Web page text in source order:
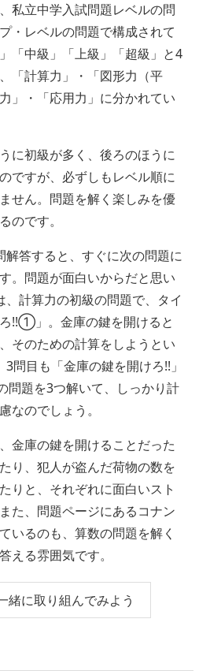
私立中学入試問題レベルの問
・レベルの問題で構成されて
「中級」「上級」「超級」と4
「計算力」・「図形力（平
」・「応用力」に分かれてい
に初級が多く、後ろのほうに
ですが、必ずしもレベル順に
せん。問題を解く楽しみを優
のです。
答すると、すぐに次の問題に
。問題が面白いからだと思い
、計算力の初級の問題で、タイ
!!①」。金庫の鍵を開けると
そのための計算をしようとい
問目も「金庫の鍵を開けろ!!」
題を3つ解いて、しっかり計
なのでしょう。
金庫の鍵を開けることだった
り、犯人が盗んだ荷物の数を
りと、それぞれに面白いスト
た、問題ページにあるコナン
いるのも、算数の問題を解く
える雰囲気です。
緒に取り組んでみよう